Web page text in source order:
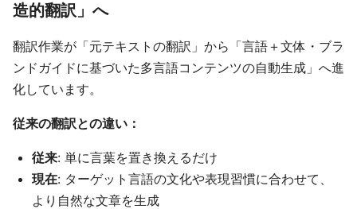
造的翻訳」へ
翻訳作業が「元テキストの翻訳」から「言語＋文体・ブラ
ンドガイドに基づいた多言語コンテンツの自動生成」へ進
化しています。
従来の翻訳との違い：
従来: 単に言葉を置き換えるだけ
現在: ターゲット言語の文化や表現習慣に合わせて、
より自然な文章を生成